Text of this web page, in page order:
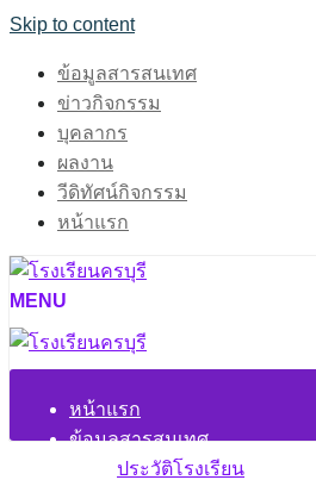
Skip to content
ข้อมูลสารสนเทศ
ข่าวกิจกรรม
บุคลากร
ผลงาน
วีดิทัศน์กิจกรรม
หน้าแรก
MENU
หน้าแรก
ข้อมูลสารสนเทศ
ประวัติโรงเรียน